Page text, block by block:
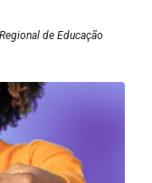
de Educação